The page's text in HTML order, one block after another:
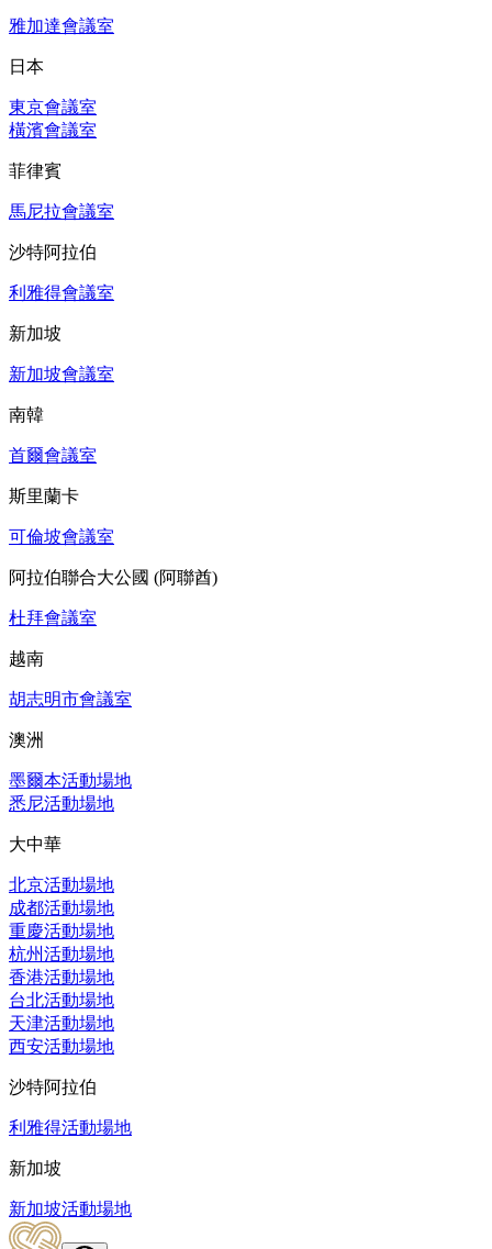
雅加達會議室
日本
東京會議室
橫濱會議室
菲律賓
馬尼拉會議室
沙特阿拉伯
利雅得會議室
新加坡
新加坡會議室
南韓
首爾會議室
斯里蘭卡
可倫坡會議室
阿拉伯聯合大公國 (阿聯酋)
杜拜會議室
越南
胡志明市會議室
澳洲
墨爾本活動場地
悉尼活動場地
大中華
北京活動場地
成都活動場地
重慶活動場地
杭州活動場地
香港活動場地
台北活動場地
天津活動場地
西安活動場地
沙特阿拉伯
利雅得活動場地
新加坡
新加坡活動場地